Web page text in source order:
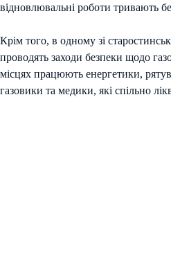
відновлювальні роботи тривають
Крім того, в одному зі
проводять заходи безпеки щодо
місцях працюють енергетики,
газовики та медики, які спільно